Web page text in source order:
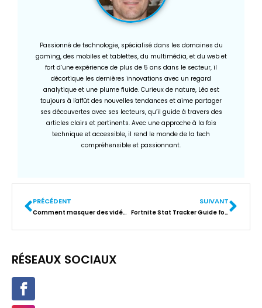
Passionné de technologie, spécialisé dans les domaines du
gaming, des mobiles et tablettes, du multimédia, et du web et
fort d’une expérience de plus de 5 ans dans le secteur, il
décortique les dernières innovations avec un regard
analytique et une plume fluide. Curieux de nature, Léo est
toujours à l'affût des nouvelles tendances et aime partager
ses découvertes avec ses lecteurs, qu’il guide à travers des
articles clairs et pertinents. Avec une approche à la fois
technique et accessible, il rend le monde de la tech
compréhensible et passionnant.
PRÉCÉDENT
Comment masquer des vidéos à l’aide de l’Explorateur Microsoft Windows
SUIVANT
Fortnite Stat Tracker Guide for Beginners
RÉSEAUX SOCIAUX